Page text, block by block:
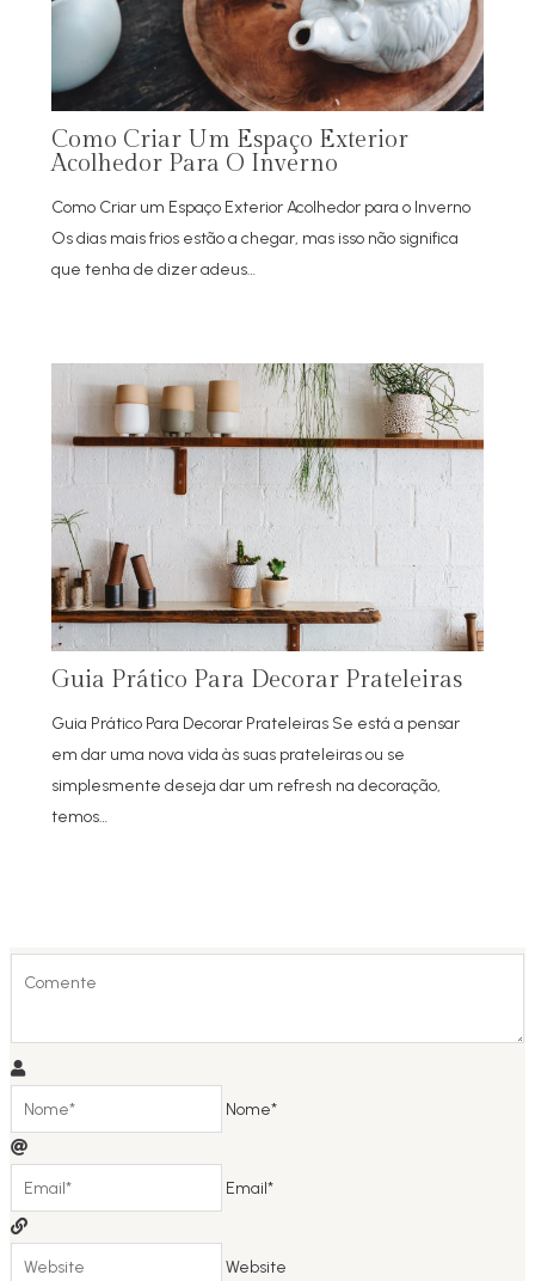
Como Criar Um Espaço Exterior
Acolhedor Para O Inverno
Como Criar um Espaço Exterior Acolhedor para o Inverno
Os dias mais frios estão a chegar, mas isso não significa
que tenha de dizer adeus…
Guia Prático Para Decorar Prateleiras
Guia Prático Para Decorar Prateleiras Se está a pensar
em dar uma nova vida às suas prateleiras ou se
simplesmente deseja dar um refresh na decoração,
temos…
Nome*
Email*
Website